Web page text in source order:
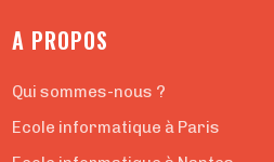
A PROPOS
Qui sommes-nous ?
Ecole informatique à Paris